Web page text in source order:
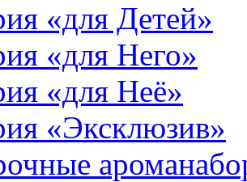
«для Детей»
«для Него»
«для Неё»
«Эксклюзив»